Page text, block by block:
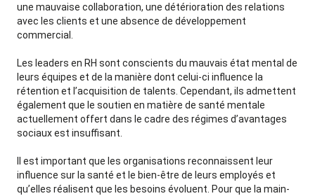
une mauvaise collaboration, une détérioration des relations
avec les clients et une absence de développement
commercial.
Les leaders en RH sont conscients du mauvais état mental de
leurs équipes et de la manière dont celui-ci influence la
rétention et l’acquisition de talents. Cependant, ils admettent
également que le soutien en matière de santé mentale
actuellement offert dans le cadre des régimes d’avantages
sociaux est insuffisant.
Il est important que les organisations reconnaissent leur
influence sur la santé et le bien-être de leurs employés et
qu’elles réalisent que les besoins évoluent. Pour que la main-